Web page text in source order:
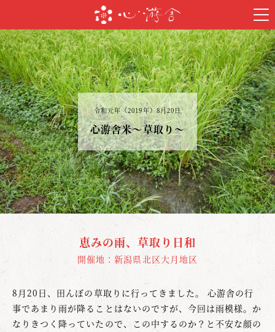
令和元年（2019年）8月20日
心游舎米～草取り～
恵みの雨、草取り日和
開催地：新潟県北区大月地区
8月20日、田んぼの草取りに行ってきました。 心游舎の行
事であまり雨が降ることはないのですが、今回は雨模様。か
なりきつく降っていたので、この中するのか？と不安な顔の